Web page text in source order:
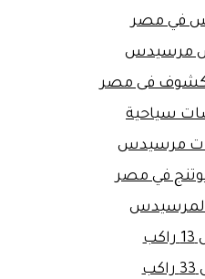
في مصر
مرسيدس
فى مصر
سياحية
مرسيدس
في مصر
المرسيدس